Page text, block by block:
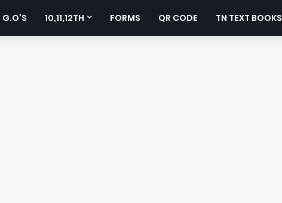
G.O'S 10,11,12TH FORMS QR CODE TN TEXT BOOKS